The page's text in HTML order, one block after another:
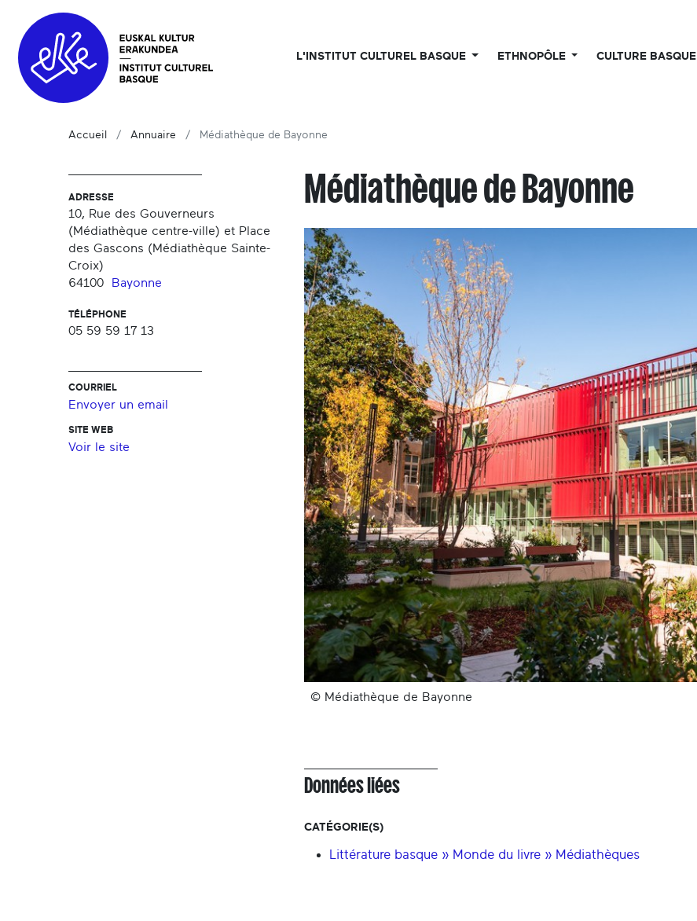
L'INSTITUT CULTUREL BASQUE ETHNOPÔLE CULTURE BASQUE
Accueil Annuaire Médiathèque de Bayonne
ADRESSE
10, Rue des Gouverneurs
(Médiathèque centre-ville) et Place
des Gascons (Médiathèque Sainte-
Croix)
64100
Bayonne
TÉLÉPHONE
05 59 59 17 13
COURRIEL
Envoyer un email
SITE WEB
Voir le site
Médiathèque de Bayonne
© Médiathèque de Bayonne
Données liées
CATÉGORIE(S)
Littérature basque » Monde du livre » Médiathèques